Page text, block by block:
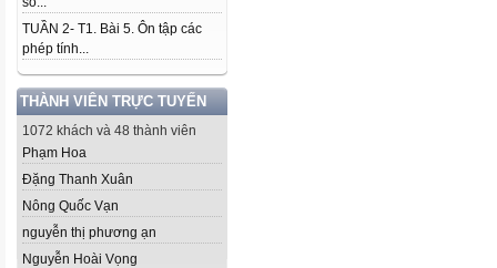
TUẦN 2- T1. Bài 5. Ôn tập các
phép tính...
THÀNH VIÊN TRỰC TUYẾN
1072 khách và 48 thành viên
Phạm Hoa
Đặng Thanh Xuân
Nông Quốc Vạn
nguyễn thị phương ạn
Nguyễn Hoài Vọng